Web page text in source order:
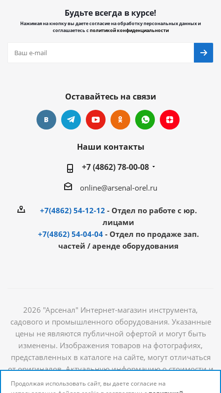
Будьте всегда в курсе!
Нажимая на кнопку вы даете согласие на обработку персональных данных и
соглашаетесь сполитикой конфиденциальности
Оставайтесь на связи
Наши контакты
+7 (4862) 78-00-08
online@arsenal-orel.ru
+7(4862) 54-12-12 - Отдел по работе с юр.
лицами
+7(4862) 54-04-04 - Отдел по продаже зап.
частей / аренде оборудования
2026 "Арсенал" Интернет-магазин инструмента,
садового и промышленного оборудования. Указанные
цены не являются публичной офертой и могут быть
изменены. Изображения товаров на фотографиях,
представленных в каталоге на сайте, могут отличаться
от оригиналов. Актуальную информацию о стоимости и
наличии товаров можно получить у наших
Продолжая использовать сайт, вы даете согласие на